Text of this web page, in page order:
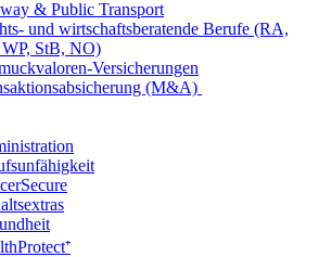
& Public Transport
und wirtschaftsberatende Berufe (RA,
StB, NO)
Versicherungen
(M&A)